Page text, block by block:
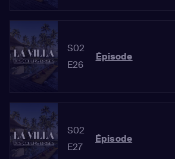
S02
E26
Épisode
S02
E27
Épisode